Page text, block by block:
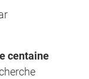
centaine